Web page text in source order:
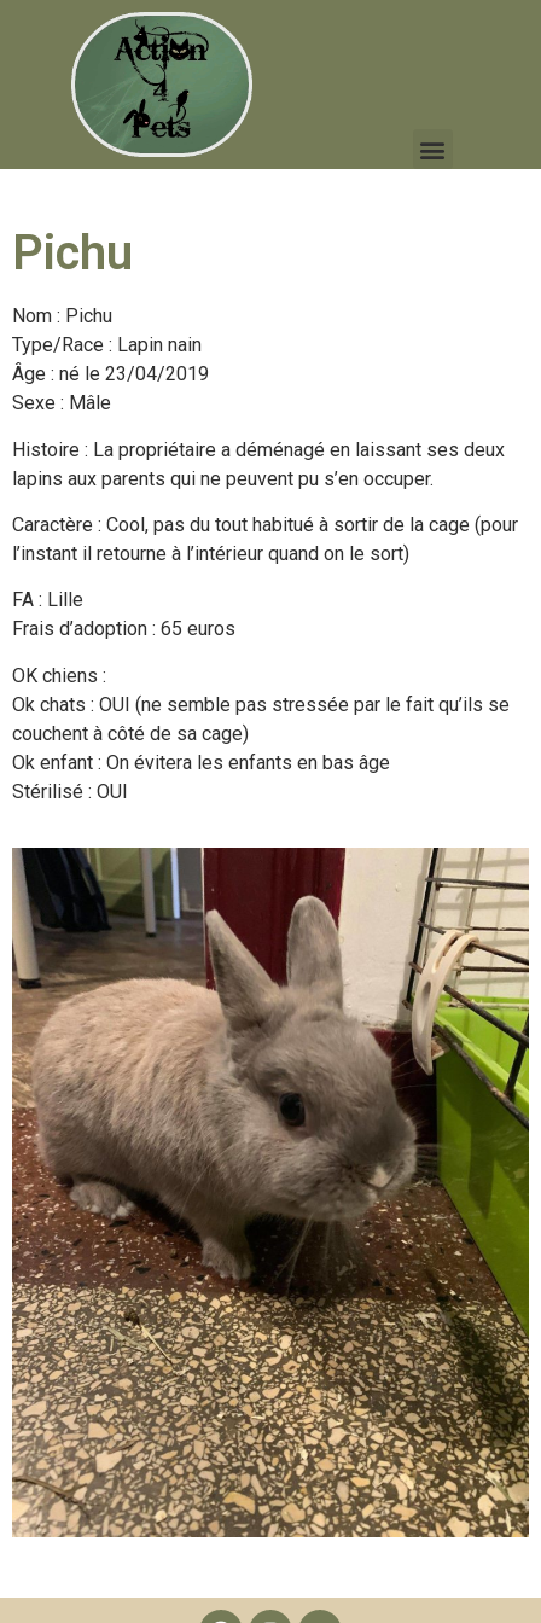
Pichu
Nom : Pichu
Type/Race : Lapin nain
Âge : né le 23/04/2019
Sexe : Mâle
Histoire : La propriétaire a déménagé en laissant ses deux
lapins aux parents qui ne peuvent pu s’en occuper.
Caractère : Cool, pas du tout habitué à sortir de la cage (pour
l’instant il retourne à l’intérieur quand on le sort)
FA : Lille
Frais d’adoption : 65 euros
OK chiens :
Ok chats : OUI (ne semble pas stressée par le fait qu’ils se
couchent à côté de sa cage)
Ok enfant : On évitera les enfants en bas âge
Stérilisé : OUI